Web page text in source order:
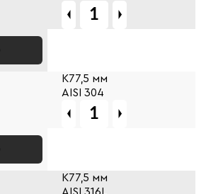
К77,5 мм
AISI 304
К77,5 мм
AISI 316L